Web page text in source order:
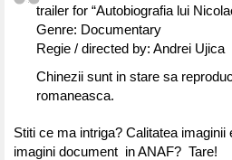
trailer for “Autobiografia lui
Genre: Documentary
Regie / directed by: Andrei Ujica
Chinezii sunt in stare sa
romaneasca.
Stiti ce ma intriga? Calitatea
imagini document in ANAF? Tare!